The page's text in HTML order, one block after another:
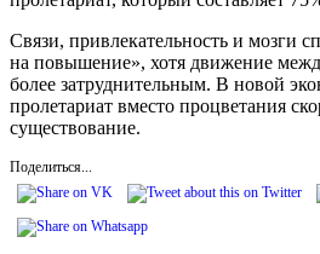
Связи, привлекательность и мозги
на повышение», хотя движение
более затруднительным. В новой
пролетариат вместо процветания
существование.
Поделиться...